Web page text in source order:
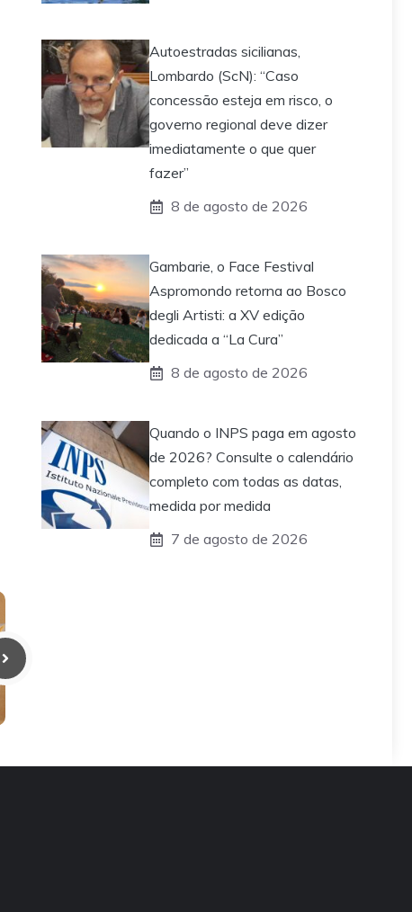
Autoestradas sicilianas,
Lombardo (ScN): “Caso
concessão esteja em risco, o
governo regional deve dizer
imediatamente o que quer
fazer”
8 de agosto de 2026
Gambarie, o Face Festival
Aspromondo retorna ao Bosco
degli Artisti: a XV edição
dedicada a “La Cura”
8 de agosto de 2026
Quando o INPS paga em agosto
de 2026? Consulte o calendário
completo com todas as datas,
medida por medida
7 de agosto de 2026